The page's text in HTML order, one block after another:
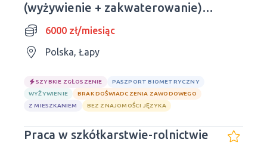
(wyżywienie + zakwaterowanie)
pilnie!6000 zł/miesiąc
Polska, Łapy
SZYBKIE ZGŁOSZENIE
PASZPORT BIOMETRYCZNY
WYŻYWIENIE
BRAK DOŚWIADCZENIA ZAWODOWEGO
Z MIESZKANIEM
BEZ ZNAJOMOŚCI JĘZYKA
Praca w szkółkarstwie-rolnictwie